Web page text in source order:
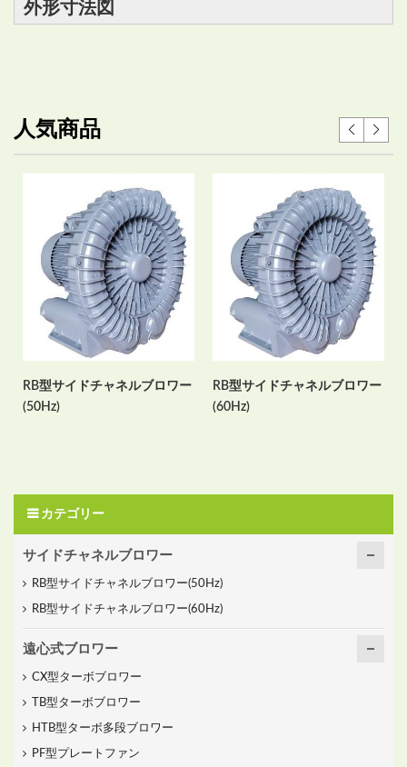
外形寸法図
人気商品
RB型サイドチャネルブロワー
(50Hz)
RB型サイドチャネルブロワー
(60Hz)
カテゴリー
サイドチャネルブロワー
RB型サイドチャネルブロワー(50Hz)
RB型サイドチャネルブロワー(60Hz)
遠心式ブロワー
CX型ターボブロワー
TB型ターボブロワー
HTB型ターボ多段ブロワー
PF型プレートファン